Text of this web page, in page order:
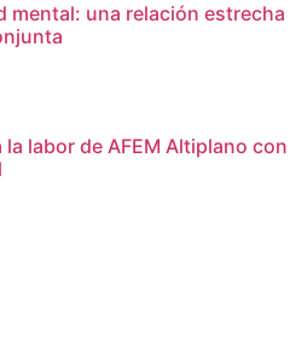
mental: una relación estrecha
labor de AFEM Altiplano con